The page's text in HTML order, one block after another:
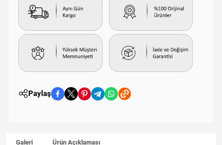
Paylaş
Galeri Ürün Açıklaması